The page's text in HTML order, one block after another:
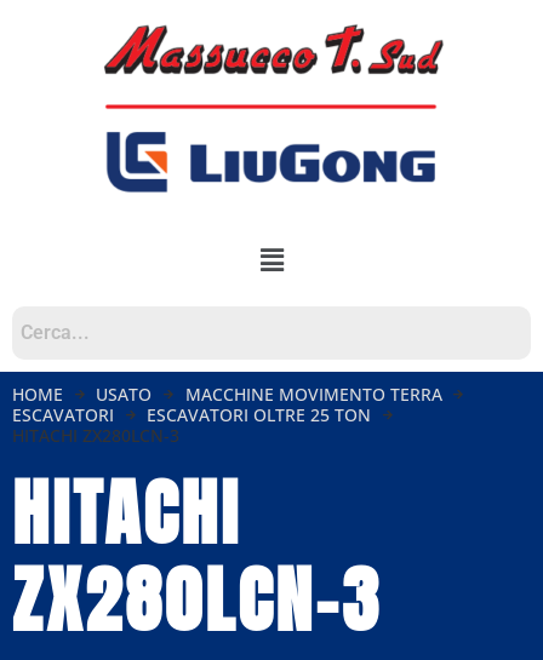
HOME USATO
MACCHINE MOVIMENTO TERRA
ESCAVATORI
ESCAVATORI OLTRE 25 TON
HITACHI ZX280LCN-3
HITACHI
ZX280LCN-3